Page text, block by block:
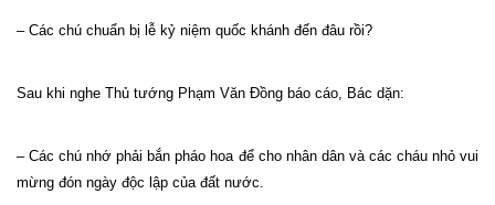
– Các chú chuẩn bị lễ kỷ niệm quốc khánh đến đâu rồi?
Sau khi nghe Thủ tướng Phạm Văn Đồng báo cáo, Bác dặn:
– Các chú nhớ phải bắn pháo hoa để cho nhân dân và các cháu nhỏ vui
mừng đón ngày độc lập của đất nước.